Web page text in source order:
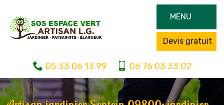
MENU
Devis gratuit
05 33 06 13 99 06 76 03 33 02